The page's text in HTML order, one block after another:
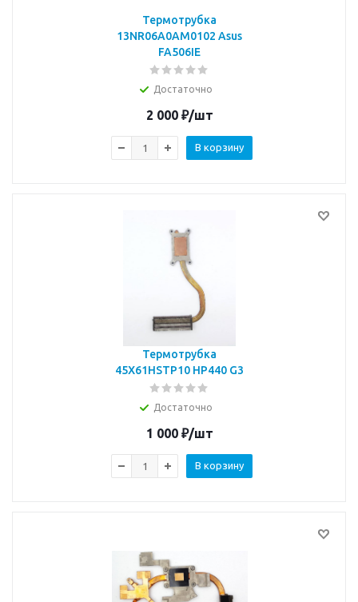
Термотрубка
13NR06A0AM0102 Asus
FA506IE
Достаточно
2 000₽/шт
В корзину
Термотрубка
45X61HSTP10 HP440 G3
Достаточно
1 000₽/шт
В корзину